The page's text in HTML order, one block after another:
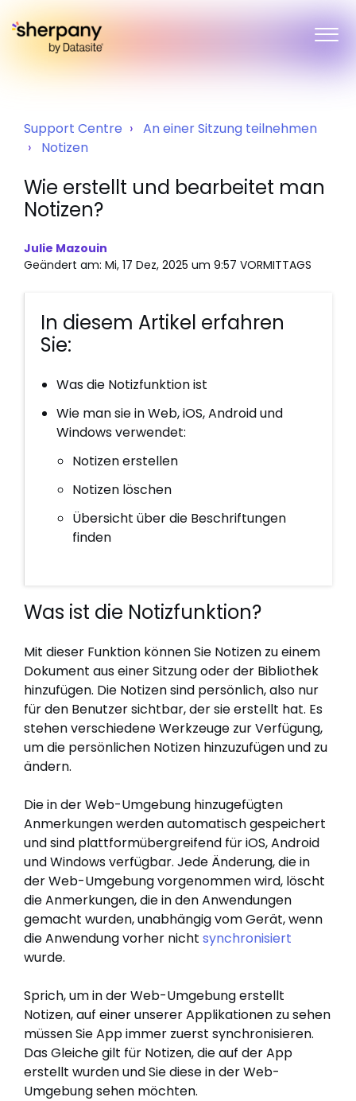
Support Centre
An einer Sitzung teilnehmen
Notizen
Wie erstellt und bearbeitet man
Notizen?
Julie Mazouin
Geändert am: Mi, 17 Dez, 2025 um 9:57 VORMITTAGS
In diesem Artikel erfahren
Sie:
Was die Notizfunktion ist
Wie man sie in Web, iOS, Android und
Windows verwendet:
Notizen erstellen
Notizen löschen
Übersicht über die Beschriftungen
finden
Was ist die Notizfunktion?
Mit dieser Funktion können Sie Notizen zu einem
Dokument aus einer Sitzung oder der Bibliothek
hinzufügen. Die Notizen sind persönlich, also nur
für den Benutzer sichtbar, der sie erstellt hat. Es
stehen verschiedene Werkzeuge zur Verfügung,
um die persönlichen Notizen hinzuzufügen und zu
ändern.
Die in der Web-Umgebung hinzugefügten
Anmerkungen werden automatisch gespeichert
und sind plattformübergreifend für iOS, Android
und Windows verfügbar. Jede Änderung, die in
der Web-Umgebung vorgenommen wird, löscht
die Anmerkungen, die in den Anwendungen
gemacht wurden, unabhängig vom Gerät, wenn
die Anwendung vorher nicht synchronisiert
wurde.
Sprich, um in der Web-Umgebung erstellt
Notizen, auf einer unserer Applikationen zu sehen
müssen Sie App immer zuerst synchronisieren.
Das Gleiche gilt für Notizen, die auf der App
erstellt wurden und Sie diese in der Web-
Umgebung sehen möchten.